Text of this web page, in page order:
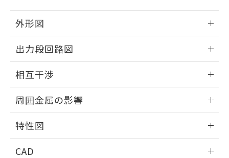
外形図
外形図
出力段回路図
出力段回路図
相互干渉
相互干渉
周囲金属の影響
周囲金属の影響
特性図
CAD
用者の範囲」に記載されている法人を
指します。
EU RoHS指令（10物質）の非含有証明書
51物質の非含有証明書（当社基準）
るもので、過去に遡って非含有を証明する
ものではありません。
また、RoHS指令のフタル酸エステル類４
物質の対応では、対応完了までの期間は出
荷製品に未対応品が混在することから備考
欄に対応日を記載しておりました。
既に当社にて対応品への在庫切替を完了
り、2022年1月12日より割愛しておりま
す。